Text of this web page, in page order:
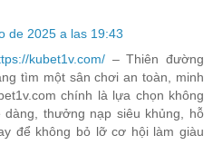
de 2025 a las 19:43
kubet1v.com/ – Thiên đường
tìm một sân chơi an toàn, minh
chính là lựa chọn không
thưởng nạp siêu khủng, hỗ
để không bỏ lỡ cơ hội làm giàu